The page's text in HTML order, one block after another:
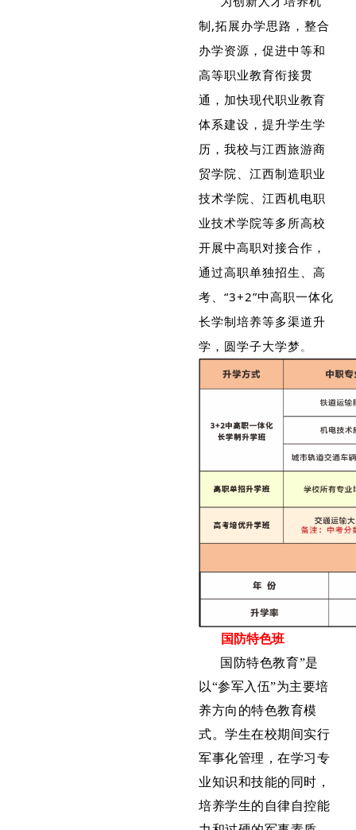
制,拓展办学思路，整合
办学资源，促进中等和
高等职业教育衔接贯
通，加快现代职业教育
体系建设，提升学生学
历，我校与江西旅游商
贸学院、江西制造职业
技术学院、江西机电职
业技术学院等多所高校
开展中高职对接合作，
通过高职单独招生、高
考、“3+2”中高职一体化
长学制培养等多渠道升
学，圆学子大学梦。
国防特色班
国防特色教育”是
以“参军入伍”为主要培
养方向的特色教育模
式。学生在校期间实行
军事化管理，在学习专
业知识和技能的同时，
培养学生的自律自控能